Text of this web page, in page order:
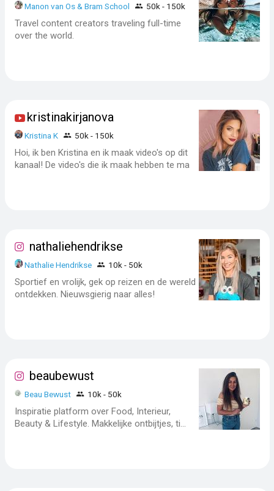
Manon van Os & Bram School 50k - 150k
Travel content creators traveling full-time
over the world.
kristinakirjanova
Kristina K 50k - 150k
Hoi, ik ben Kristina en ik maak video's op dit
kanaal! De video's die ik maak hebben te ma
nathaliehendrikse
Nathalie Hendrikse 10k - 50k
Sportief en vrolijk, gek op reizen en de wereld
ontdekken. Nieuwsgierig naar alles!
beaubewust
Beau Bewust 10k - 50k
Inspiratie platform over Food, Interieur,
Beauty & Lifestyle. Makkelijke ontbijtjes, ti...